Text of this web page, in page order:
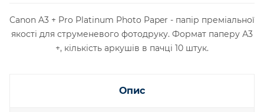
Canon A3 + Pro Platinum Photo Paper - папір преміальної
якості для струменевого фотодруку. Формат паперу А3
+, кількість аркушів в пачці 10 штук.
Опис